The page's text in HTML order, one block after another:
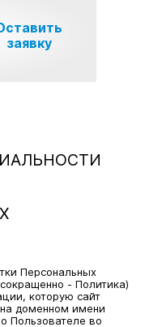
заявку
Персональных
- Политика)
которую сайт
доменном имени
Пользователе во